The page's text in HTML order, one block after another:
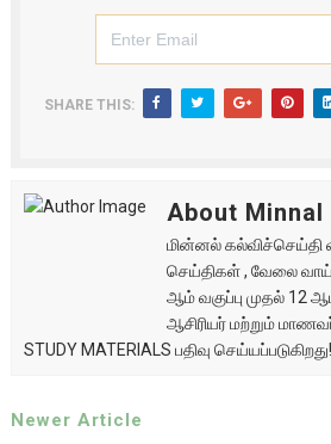
SHARE THIS:
About
மின்னல் கல்விச்செய்தி
செய்திகள் , வேலை
ஆம் வகுப்பு முதல் 12
ஆசிரியர் மற்றும்
STUDY MATERIALS பதிவு செய்யப்படுகிறது!
Newer Article